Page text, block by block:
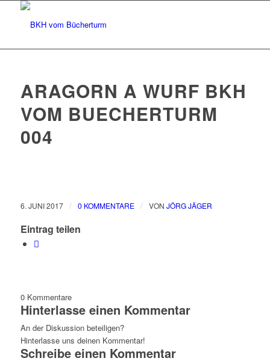
ARAGORN A WURF BKH
VOM BUECHERTURM
004
6. JUNI 2017 / 0 KOMMENTARE / VON JÖRG JÄGER
Eintrag teilen
0 Kommentare
Hinterlasse einen Kommentar
An der Diskussion beteiligen?
Hinterlasse uns deinen Kommentar!
Schreibe einen Kommentar